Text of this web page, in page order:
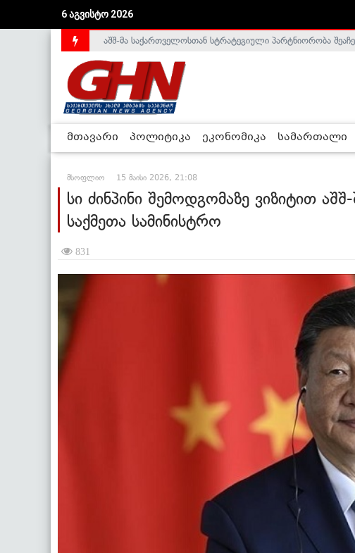
6 აგვისტო 2026
საქართველოს დე-ფაქტო მთავრობა არალეგიტიმურია -
მთავარი პოლიტიკა ეკონომიკა სამართალი
მსოფლიო 15 მაისი 2026, 21:08
სი ძინპინი შემოდგომაზე ვიზიტით
საქმეთა სამინისტრო
831